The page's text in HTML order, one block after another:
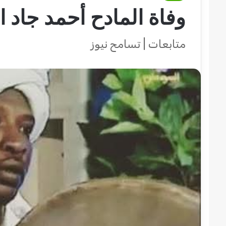
وفاة المادح أحمد جاد
متابعات | تسامح نيوز